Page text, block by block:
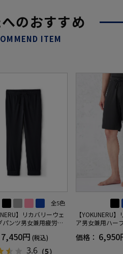
のおすすめ
ITEM
全5色
】リカバリーウェ
パンツ男女兼用疲労回
般医療機器】SS～LLサ
7,450円 (税込)
3.6 （5）
【YOKUNERU
ア男女兼用ハー
IX(R)【一般医療
価格： 6,950